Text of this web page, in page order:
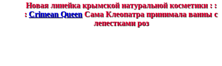
Новая линейка крымской натуральной косметики : :
: Crimean Queen Сама Клеопатра принимала ванны с
лепестками роз